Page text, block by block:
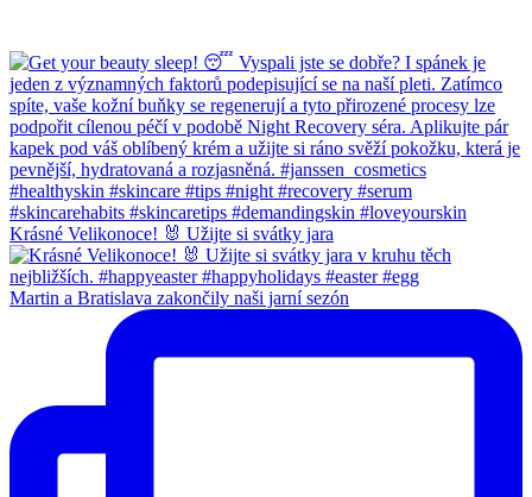
Krásné Velikonoce! 🐰 Užijte si svátky jara
Martin a Bratislava zakončily naši jarní sezón